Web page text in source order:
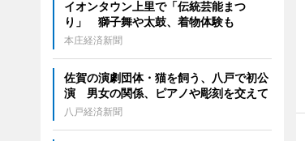
イオンタウン上里で「伝統芸能まつ
り」 獅子舞や太鼓、着物体験も
本庄経済新聞
佐賀の演劇団体・猫を飼う、八戸で初公
演 男女の関係、ピアノや彫刻を交えて
八戸経済新聞